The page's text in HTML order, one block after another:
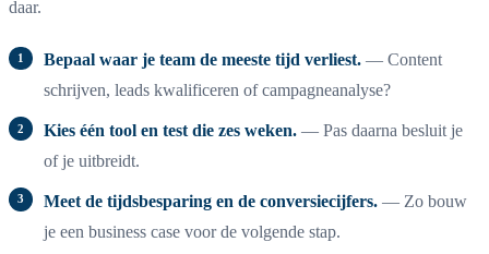
daar.
Bepaal waar je team de meeste tijd verliest. — Content
schrijven, leads kwalificeren of campagneanalyse?
Kies één tool en test die zes weken. — Pas daarna besluit je
of je uitbreidt.
Meet de tijdsbesparing en de conversiecijfers. — Zo bouw
je een business case voor de volgende stap.